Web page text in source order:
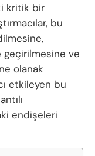
kritik bir
bu
geçirilmesine ve
olanak
etkileyen bu
endişeleri